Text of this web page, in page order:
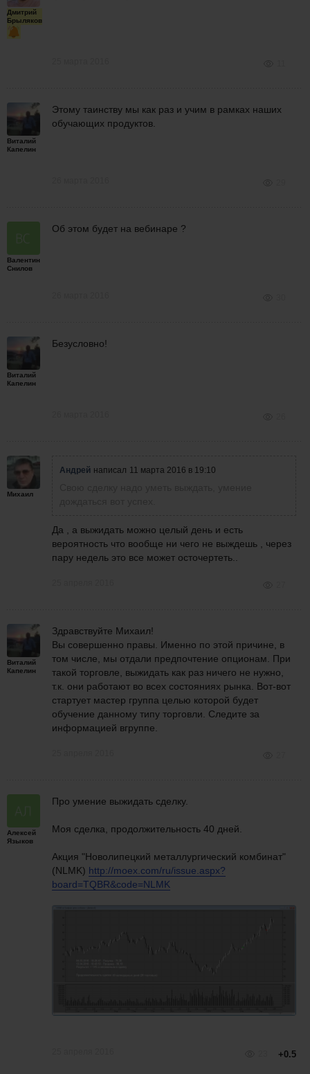
Дмитрий
Брыляков
Виталий
Капелин
Этому таинству мы как раз и учим в рамках наших
обучающих продуктов.
Валентин
Снилов
Об этом будет на вебинаре ?
Виталий
Капелин
Безусловно!
Михаил
Андрей написал 11 марта 2016 в 19:10
Да , а выжидать можно целый день и есть
вероятность что вообще ни чего не выждешь , через
пару недель это все может осточертеть..
Виталий
Капелин
Здравствуйте Михаил!
Вы совершенно правы. Именно по этой причине, в
том числе, мы отдали предпочтение опционам. При
такой торговле, выжидать как раз ничего не нужно,
т.к. они работают во всех состояниях рынка. Вот-вот
стартует мастер группа целью которой будет
обучение данному типу торговли. Следите за
информацией вгруппе.
Алексей
Языков
Про умение выжидать сделку.
Моя сделка, продолжительность 40 дней.
Акция "Новолипецкий металлургический комбинат"
(NLMK) http://moex.com/ru/issue.aspx?
board=TQBR&code=NLMK
+0.5